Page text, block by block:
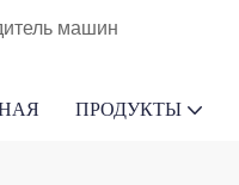
машин
ПРОДУКТЫ